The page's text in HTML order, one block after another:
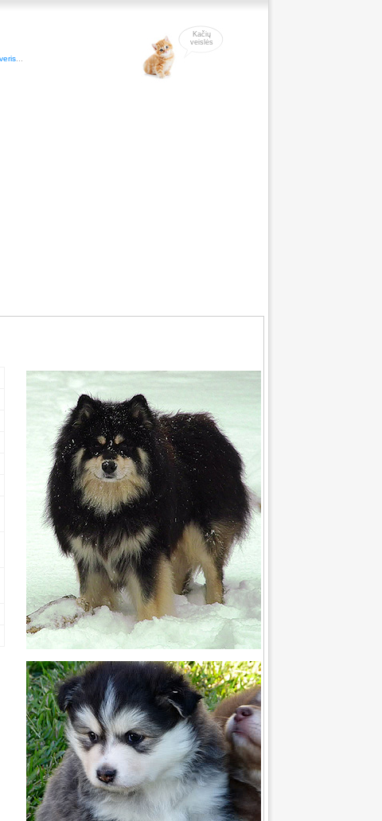
Kačių
veislės